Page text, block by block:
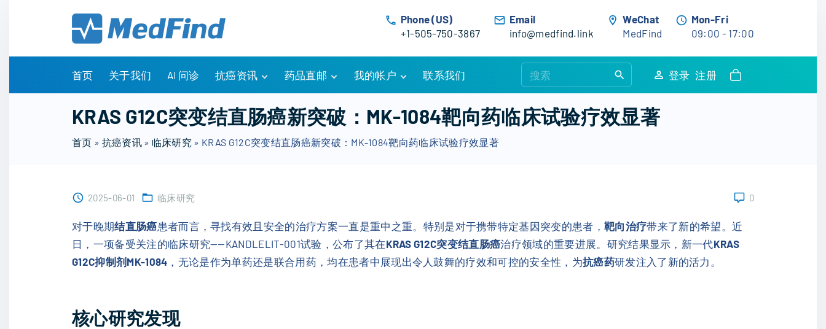
Phone (US)
+1-505-750-3867
Email
info@medfind.link
WeChat
MedFind
Mon-Fri
09:00 - 17:00
首页 关于我们 AI 问诊 抗癌资讯
有问有答
诊疗指南
药物信息
药品直邮
购物车
订单追踪
优惠活动
我的帐户
账户详情
我的订单
联系我们
e
r
:
登录 注册
KRAS G12C突变结直肠癌新突破：MK-1084靶向药临床试验疗效显著
首页 » 抗癌资讯» 临床研究 » KRAS G12C突变结直肠癌新突破：MK-1084靶向药临床试验疗效显著
2025-06-01 临床研究 0
对于晚期结直肠癌患者而言，寻找有效且安全的治疗方案一直是重中之重。特别是对于携带特定基因突变的患者，靶向治疗带来了新的希望。近
日，一项备受关注的临床研究——KANDLELIT-001试验，公布了其在KRAS G12C突变结直肠癌治疗领域的重要进展。研究结果显示，新一代KRAS
G12C抑制剂MK-1084 ，无论是作为单药还是联合用药，均在患者中展现出令人鼓舞的疗效和可控的安全性，为抗癌药研发注入了新的活力。
核心研究发现